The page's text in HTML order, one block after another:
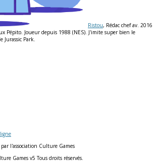
Ristou, Rédac chef av. 2016
Pépito. Joueur depuis 1988 (NES). J'imite super bien le
Jurassic Park.
l'association Culture Games
Games v5 Tous droits réservés.